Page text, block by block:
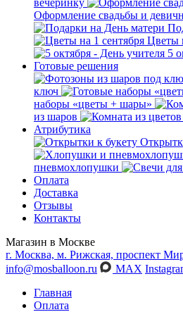
вечеринку
Оформление свадьбы и
Цветы
5
Готовые решения
ключ
наборы «цветы + шары»
из шаров
Атрибутика
пневмохлопушки
Оплата
Доставка
Отзывы
Контакты
Магазин в Москве
г. Москва, м. Рижская, проспект
info@mosballoon.ru
MAX
Главная
Оплата